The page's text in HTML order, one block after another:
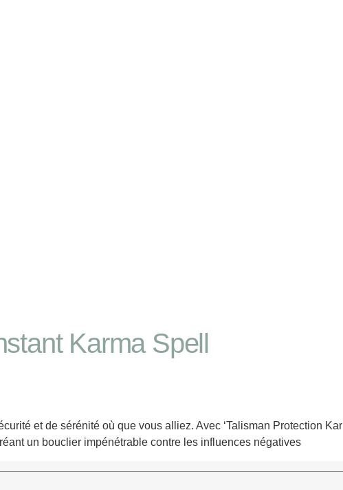
Karma Spell
et de sérénité où que vous alliez. Avec ‘Talisman Protection
un bouclier impénétrable contre les influences négatives